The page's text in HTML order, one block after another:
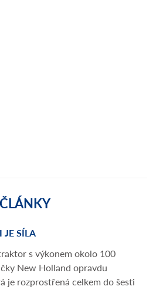
ČLÁNKY
JE SÍLA
s výkonem okolo 100
New Holland opravdu
je rozprostřená celkem do šesti